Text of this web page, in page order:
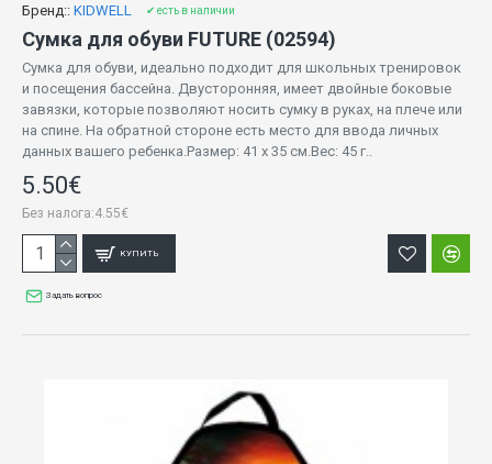
Бренд:: KIDWELL ✔ есть в наличии
Сумка для обуви FUTURE (02594)
Сумка для обуви, идеально подходит для школьных тренировок
и посещения бассейна. Двусторонняя, имеет двойные боковые
завязки, которые позволяют носить сумку в руках, на плече или
на спине. На обратной стороне есть место для ввода личных
данных вашего ребенка.Размер: 41 х 35 см.Вес: 45 г..
5.50€
Без налога:4.55€
КУПИТЬ
Задать вопрос